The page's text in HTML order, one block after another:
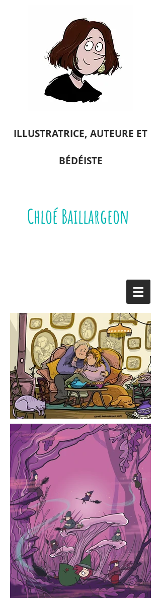
ILLUSTRATRICE, AUTEURE ET
BÉDÉISTE
Chloé Baillargeon